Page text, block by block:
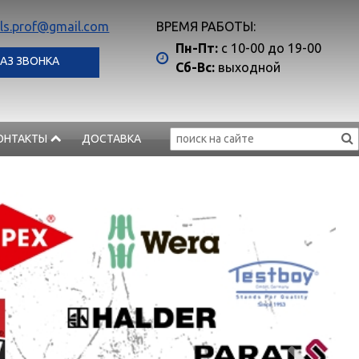
ЗВОНКА
ВРЕМЯ РАБОТЫ:
Пн-Пт: с 10-00 до 19-00
Сб-Вс: выходной
ДОСТАВКА